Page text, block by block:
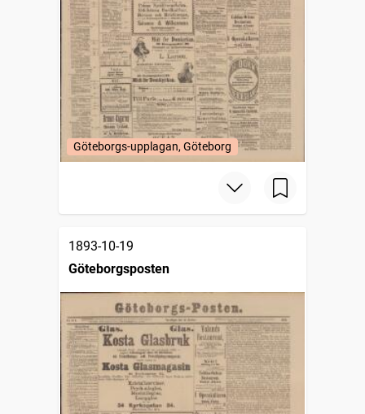
Göteborgs-upplagan, Göteborg
1893-10-19
Göteborgsposten